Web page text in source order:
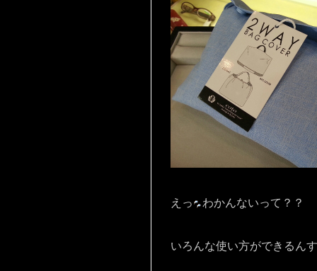
えっ わかんないって？？
いろんな使い方ができるん